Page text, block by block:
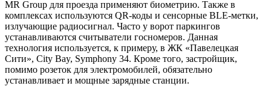
MR Group для проезда применяют биометрию. Также в
комплексах используются QR-коды и сенсорные BLE-метки,
излучающие радиосигнал. Часто у ворот паркингов
устанавливаются считыватели госномеров. Данная
технология используется, к примеру, в ЖК «Павелецкая
Сити», City Bay, Symphony 34. Кроме того, застройщик,
помимо розеток для электромобилей, обязательно
устанавливает и мощные зарядные станции.